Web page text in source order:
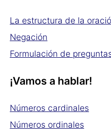
La estructura de la
Negación
Formulación de
¡Vamos a hablar!
Números cardinales
Números ordinales